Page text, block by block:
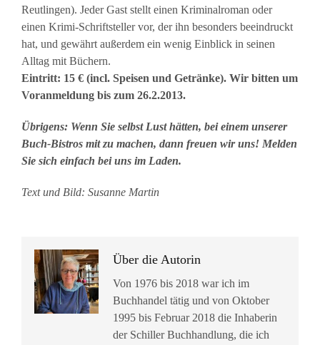
Reutlingen). Jeder Gast stellt einen Kriminalroman oder
einen Krimi-Schriftsteller vor, der ihn besonders beeindruckt
hat, und gewährt außerdem ein wenig Einblick in seinen
Alltag mit Büchern.
Eintritt: 15 € (incl. Speisen und Getränke). Wir bitten um
Voranmeldung bis zum 26.2.2013.
Übrigens: Wenn Sie selbst Lust hätten, bei einem unserer
Buch-Bistros mit zu machen, dann freuen wir uns! Melden
Sie sich einfach bei uns im Laden.
Text und Bild: Susanne Martin
Über die Autorin
Von 1976 bis 2018 war ich im
Buchhandel tätig und von Oktober
1995 bis Februar 2018 die Inhaberin
der Schiller Buchhandlung, die ich